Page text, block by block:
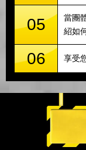
05
當團
紹如
06 享受